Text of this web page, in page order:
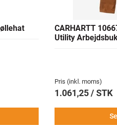
CARHARTT
Utility
Pris (inkl. moms)
1.061,25 / STK